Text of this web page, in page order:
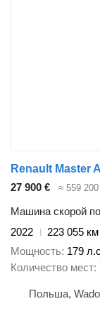
Renault Master
27 900 €
≈ 559 200
Машина скорой
2022
223 055 км
Мощность 179
Количество мест
Польша,